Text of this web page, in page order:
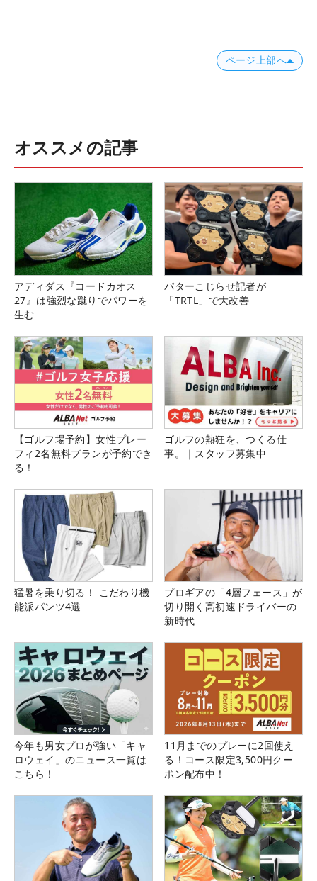
ページ上部へ
オススメの記事
アディダス『コードカオス
27』は強烈な蹴りでパワーを
生む
パターこじらせ記者が
「TRTL」で大改善
【ゴルフ場予約】女性プレー
フィ2名無料プランが予約でき
る！
ゴルフの熱狂を、つくる仕
事。｜スタッフ募集中
猛暑を乗り切る！ こだわり機
能派パンツ4選
プロギアの「4層フェース」が
切り開く高初速ドライバーの
新時代
今年も男女プロが強い「キャ
ロウェイ」のニュース一覧は
こちら！
11月までのプレーに2回使え
る！コース限定3,500円クー
ポン配布中！